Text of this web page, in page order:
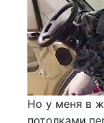
Но у меня в